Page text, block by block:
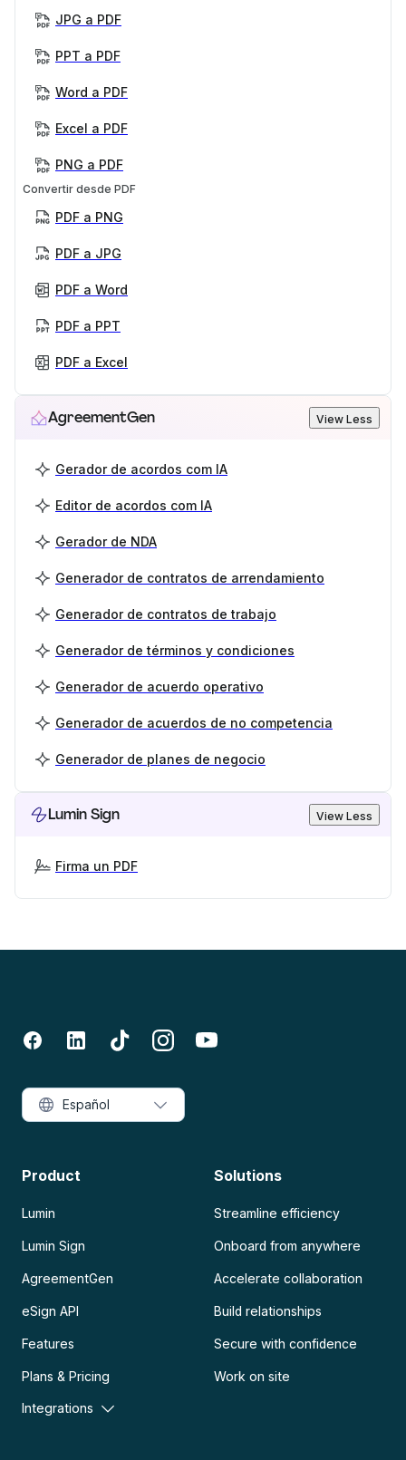
JPG a PDF
PPT a PDF
Word a PDF
Excel a PDF
PNG a PDF
Convertir desde PDF
PDF a PNG
PDF a JPG
PDF a Word
PDF a PPT
PDF a Excel
AgreementGen View Less
Gerador de acordos com IA
Editor de acordos com IA
Gerador de NDA
Generador de contratos de arrendamiento
Generador de contratos de trabajo
Generador de términos y condiciones
Generador de acuerdo operativo
Generador de acuerdos de no competencia
Generador de planes de negocio
Lumin Sign View Less
Firma un PDF
Product
Lumin
Lumin Sign
AgreementGen
eSign API
Features
Plans & Pricing
Integrations
Solutions
Streamline efficiency
Onboard from anywhere
Accelerate collaboration
Build relationships
Secure with confidence
Work on site
Español